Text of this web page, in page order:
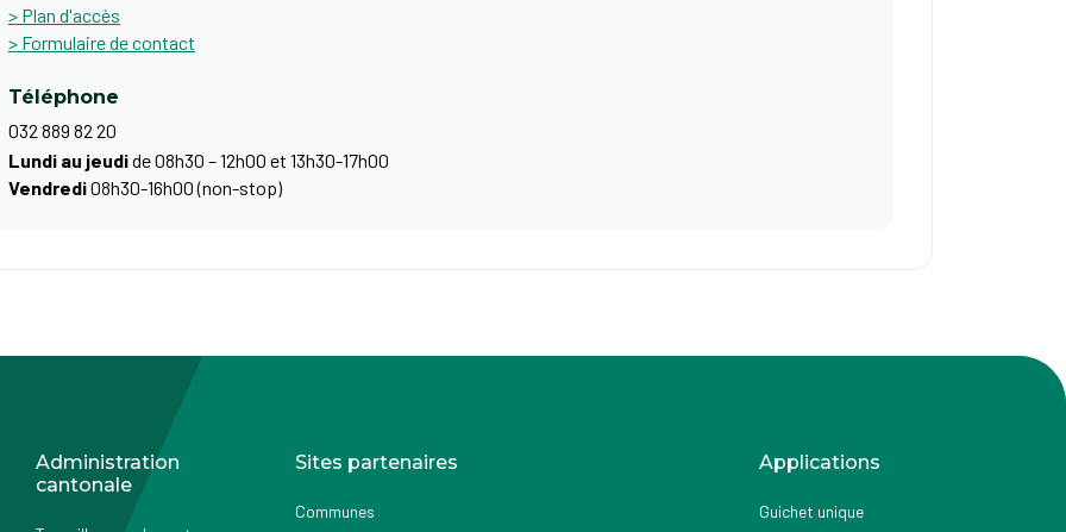
> Plan d'accès
> Formulaire de contact
Téléphone
032 889 82 20
Lundi au jeudide 08h30 – 12h00 et 13h30-17h00
Vendredi08h30-16h00 (non-stop)
Administration
cantonale
Sites partenaires
Communes
Applications
Guichet unique